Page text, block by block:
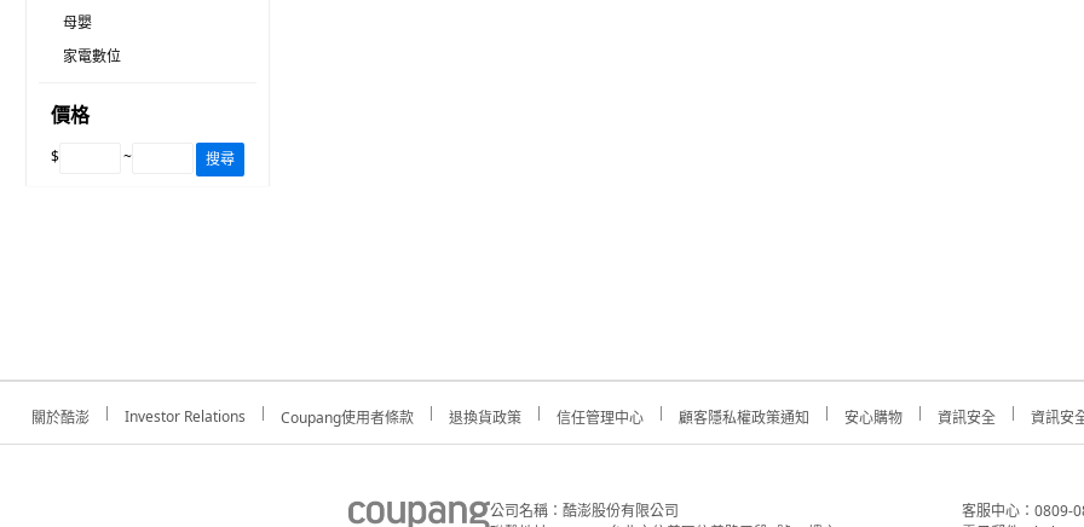
母嬰
家電數位
價格
$ ~ 搜尋
關於酷澎 Investor Relations Coupang使用者條款 退換貨政策 信任管理中心 顧客隱私權政策通知 安心購物 資訊安全 資訊安
公司名稱：酷澎股份有限公司
客服中心：0809-